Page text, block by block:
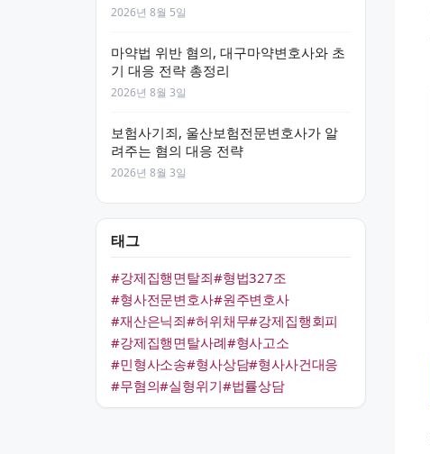
2026년 8월 5일
마약법 위반 혐의, 대구마약변호사와 초
기 대응 전략 총정리
2026년 8월 3일
보험사기죄, 울산보험전문변호사가 알
려주는 혐의 대응 전략
2026년 8월 3일
태그
#강제집행면탈죄#형법327조
#형사전문변호사#원주변호사
#재산은닉죄#허위채무#강제집행회피
#강제집행면탈사례#형사고소
#민형사소송#형사상담#형사사건대응
#무혐의#실형위기#법률상담